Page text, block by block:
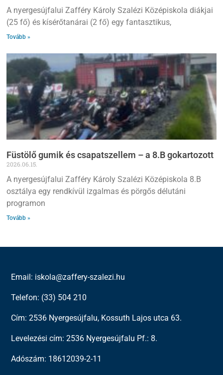
A nyergesújfalui Zafféry Károly Szalézi Középiskola diákjai
(25 fő) és kísérőtanárai (2 fő) egy fantasztikus,
Tovább »
Füstölő gumik és csapatszellem – a 8.B gokartozott
2026.06.15.
A nyergesújfalui Zafféry Károly Szalézi Középiskola 8.B
osztálya egy rendkívül izgalmas és pörgős délutáni
programon
Tovább »
Email: iskola@zaffery-szalezi.hu
Telefon: (33) 504 210
Cím: 2536 Nyergesújfalu, Kossuth Lajos utca 63.
Levelezési cím: 2536 Nyergesújfalu Pf.: 8.
Adószám: 18612039-2-11